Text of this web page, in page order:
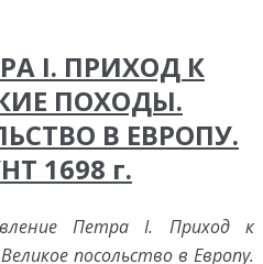
I. ПРИХОД К
ПОХОДЫ.
В ЕВРОПУ.
1698 г.
Петра I. Приход к
посольство в Европу.